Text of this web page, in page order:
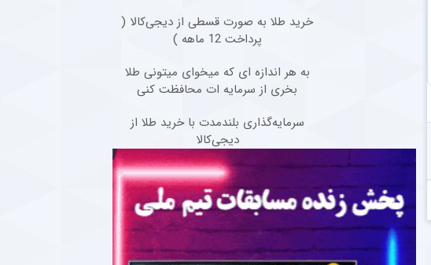
خرید طلا به صورت قسطی از دیجی‌کالا (
پرداخت 12 ماهه )
به هر اندازه ای که میخوای میتونی طلا
بخری از سرمایه ات محافظت کنی
سرمایه‌گذاری بلندمدت با خرید طلا از
دیجی‌کالا